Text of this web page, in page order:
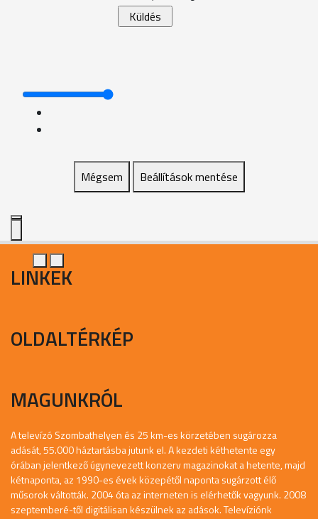
Mégsem Beállítások mentése
LINKEK
OLDALTÉRKÉP
MAGUNKRÓL
A televízó Szombathelyen és 25 km-es körzetében sugározza
adását, 55.000 háztartásba jutunk el. A kezdeti kéthetente egy
órában jelentkező úgynevezett konzerv magazinokat a hetente, majd
kétnaponta, az 1990-es évek közepétől naponta sugárzott élő
műsorok váltották. 2004 óta az interneten is elérhetők vagyunk. 2008
szeptemberé-től digitálisan készülnek az adások. Televíziónk